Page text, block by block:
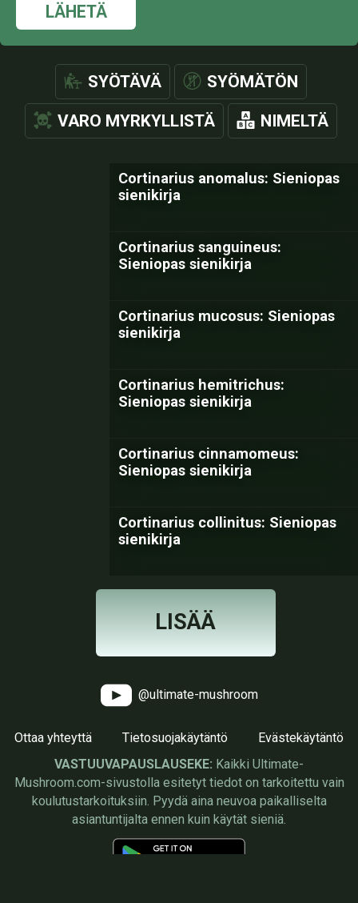
LÄHETÄ
SYÖTÄVÄ SYÖMÄTÖN
VARO MYRKYLLISTÄ NIMELTÄ
Cortinarius anomalus: Sieniopas
sienikirja
Cortinarius sanguineus:
Sieniopas sienikirja
Cortinarius mucosus: Sieniopas
sienikirja
Cortinarius hemitrichus:
Sieniopas sienikirja
Cortinarius cinnamomeus:
Sieniopas sienikirja
Cortinarius collinitus: Sieniopas
sienikirja
LISÄÄ
@ultimate-mushroom
Ottaa yhteyttä Tietosuojakäytäntö
Evästekäytäntö
VASTUUVAPAUSLAUSEKE: Kaikki Ultimate-
Mushroom.com-sivustolla esitetyt tiedot on tarkoitettu vain
koulutustarkoituksiin. Pyydä aina neuvoa paikalliselta
asiantuntijalta ennen kuin käytät sieniä.